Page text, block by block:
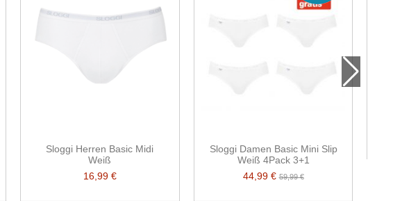
Sloggi Herren Basic Midi
Weiß
16,99 €
Sloggi Damen Basic Mini Slip
Weiß 4Pack 3+1
44,99 €59,99 €